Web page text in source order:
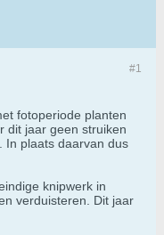
#1
fotoperiode planten
dit jaar geen struiken
In plaats daarvan dus
knipwerk in
verduisteren. Dit jaar